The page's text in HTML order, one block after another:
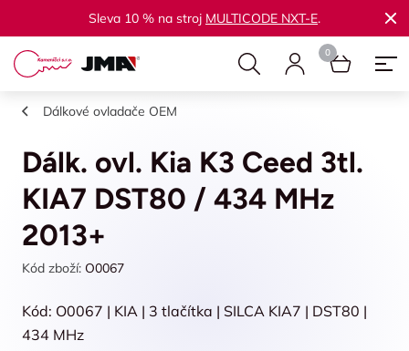
Sleva 10 % na stroj MULTICODE NXT-E.
Dálkové ovladače OEM
Dálk. ovl. Kia K3 Ceed 3tl.
KIA7 DST80 / 434 MHz
2013+
Kód zboží: O0067
Kód: O0067 | KIA | 3 tlačítka | SILCA KIA7 | DST80 |
434 MHz